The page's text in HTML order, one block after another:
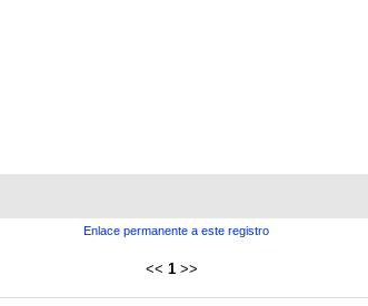
Enlace permanente a este registro
<< 1 >>